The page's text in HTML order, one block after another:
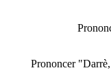
Prononcer